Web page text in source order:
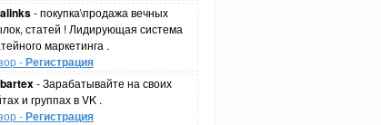
- покупка\продажа вечных
статей ! Лидирующая система
маркетинга .
-Регистрация
- Зарабатывайте на своих
и группах в VK .
-Регистрация